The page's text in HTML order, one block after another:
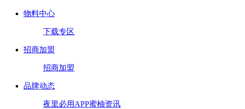
物料中心
下载专区
招商加盟
招商加盟
品牌动态
夜里必用APP蜜柚资讯